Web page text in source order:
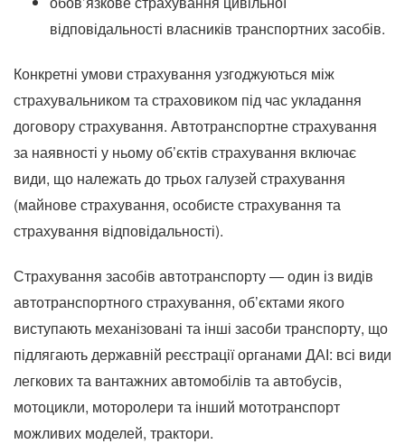
відповідальності власників транспортних засобів.
Конкретні умови страхування узгоджуються між
страхувальником та страховиком під час укладання
договору страхування. Автотранспортне страхування
за наявності у ньому об’єктів страхування включає
види, що належать до трьох галузей страхування
(майнове страхування, особисте страхування та
страхування відповідальності).
Страхування засобів автотранспорту — один із видів
автотранспортного страхування, об’єктами якого
виступають механізовані та інші засоби транспорту, що
підлягають державній реєстрації органами ДАІ: всі види
легкових та вантажних автомобілів та автобусів,
мотоцикли, моторолери та інший мототранспорт
можливих моделей, трактори.